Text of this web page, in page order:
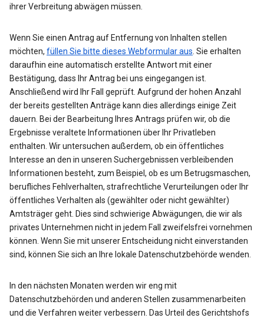
ihrer Verbreitung abwägen müssen.
Wenn Sie einen Antrag auf Entfernung von Inhalten stellen
möchten, füllen Sie bitte dieses Webformular aus . Sie erhalten
daraufhin eine automatisch erstellte Antwort mit einer
Bestätigung, dass Ihr Antrag bei uns eingegangen ist.
Anschließend wird Ihr Fall geprüft. Aufgrund der hohen Anzahl
der bereits gestellten Anträge kann dies allerdings einige Zeit
dauern. Bei der Bearbeitung Ihres Antrags prüfen wir, ob die
Ergebnisse veraltete Informationen über Ihr Privatleben
enthalten. Wir untersuchen außerdem, ob ein öffentliches
Interesse an den in unseren Suchergebnissen verbleibenden
Informationen besteht, zum Beispiel, ob es um Betrugsmaschen,
berufliches Fehlverhalten, strafrechtliche Verurteilungen oder Ihr
öffentliches Verhalten als (gewählter oder nicht gewählter)
Amtsträger geht. Dies sind schwierige Abwägungen, die wir als
privates Unternehmen nicht in jedem Fall zweifelsfrei vornehmen
können. Wenn Sie mit unserer Entscheidung nicht einverstanden
sind, können Sie sich an Ihre lokale Datenschutzbehörde wenden.
In den nächsten Monaten werden wir eng mit
Datenschutzbehörden und anderen Stellen zusammenarbeiten
und die Verfahren weiter verbessern. Das Urteil des Gerichtshofs